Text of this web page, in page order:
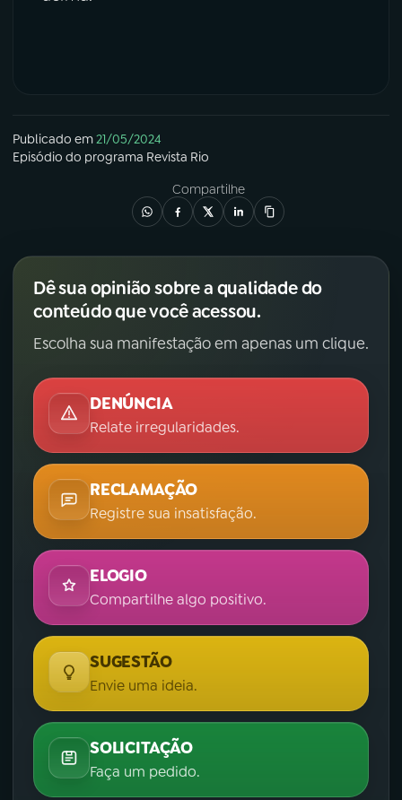
Publicado em21/05/2024
Episódio do programa Revista Rio
Compartilhe
Dê sua opinião sobre a qualidade do
conteúdo que você acessou.
Escolha sua manifestação em apenas um clique.
DENÚNCIA
Relate irregularidades.
RECLAMAÇÃO
Registre sua insatisfação.
ELOGIO
Compartilhe algo positivo.
SUGESTÃO
Envie uma ideia.
SOLICITAÇÃO
Faça um pedido.